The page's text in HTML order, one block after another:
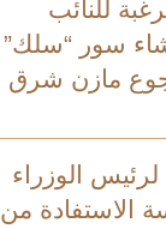
للنائب
سور “سلك”
مازن شرق
الوزراء
الاستفادة من